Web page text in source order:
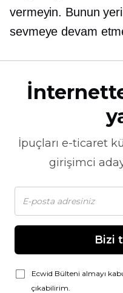
vermeyin. Bunun
sevmeye devam
İpuçları e-ticaret
girişimci
Bizi
Ecwid Bülteni almayı
çıkabilirim.